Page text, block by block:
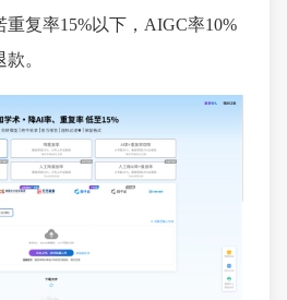
复率15%以下，AIGC率10%
。